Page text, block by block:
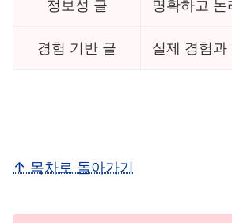
정보성 글 명확하고
경험 기반 글 실제 경험
↑ 목차로 돌아가기